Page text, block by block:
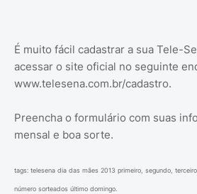
É muito fácil cadastrar a sua Tele-
acessar o site oficial no seguinte
www.telesena.com.br/cadastro.
Preencha o formulário com suas
mensal e boa sorte.
tags: telesena dia das mães 2013 primeiro, segundo,
número sorteados último domingo.